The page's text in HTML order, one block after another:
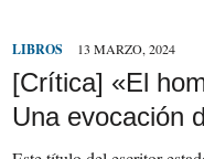
LIBROS 13 MARZO, 2024
[Crítica] «El
Una evocación